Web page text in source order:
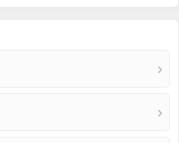
›
›